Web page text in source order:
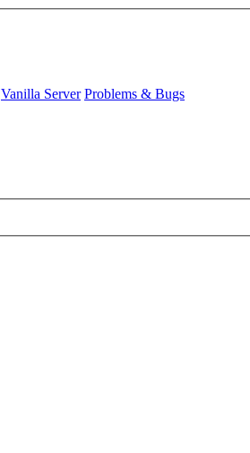
Vanilla Server Problems & Bugs